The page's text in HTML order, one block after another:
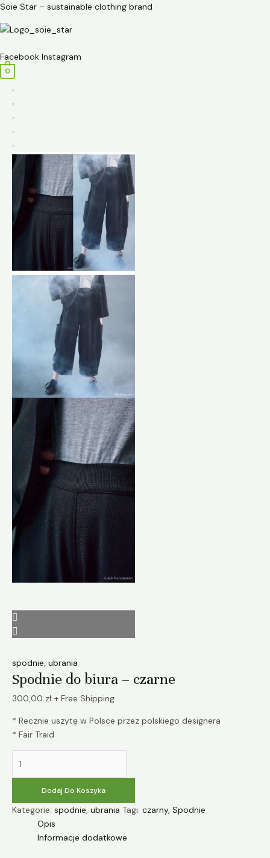
Przejdź
treści
Soie Star – sustainable clothing brand
Facebook Instagram
0
spodnie, ubrania
Spodnie do biura – czarne
300,00 zł + Free Shipping
* Recznie uszytę w Polsce przez polskiego designera
* Fair Traid
ilość
do
-
czarne
Dodaj Do Koszyka
Kategorie: spodnie, ubrania Tagi: czarny, Spodnie
Opis
Informacje dodatkowe